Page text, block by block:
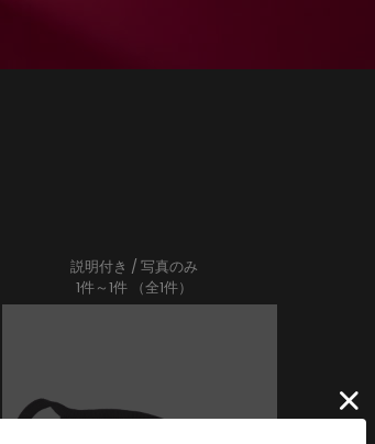
説明付き / 写真のみ
1件～1件 （全1件）